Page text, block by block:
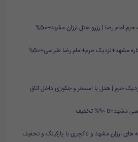
لیست بهترین هتل های سه ستاره مشهد+نزدیک حرم+امام رضا طبرسی+50%
حرم | هتل با استخر و جکوزی داخل اتاق
90% تخفیف
های ارزان مشهد و لاکچری با پارکینگ و تخفیف